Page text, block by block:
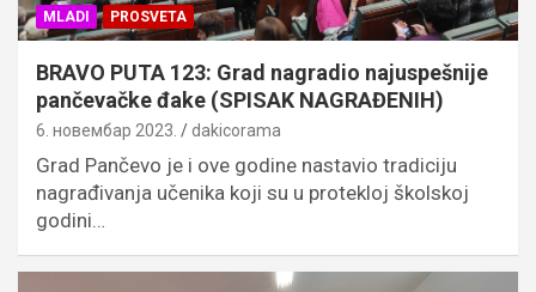
MLADI PROSVETA
BRAVO PUTA 123: Grad nagradio najuspešnije
pančevačke đake (SPISAK NAGRAĐENIH)
6. новембар 2023. dakicorama
Grad Pančevo je i ove godine nastavio tradiciju
nagrađivanja učenika koji su u protekloj školskoj
godini…